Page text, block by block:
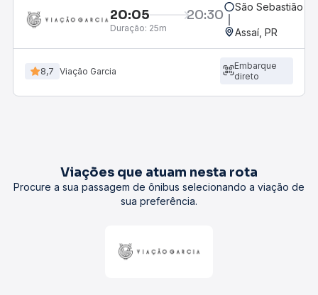
20:05 20:30
Duração: 25m
São Sebastião
Assaí, PR
8,7 Viação Garcia
Embarque
direto
Viações que atuam nesta rota
Procure a sua passagem de ônibus selecionando a viação de
sua preferência.